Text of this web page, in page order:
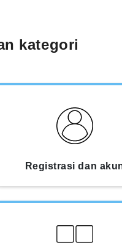
kategori
Registrasi dan